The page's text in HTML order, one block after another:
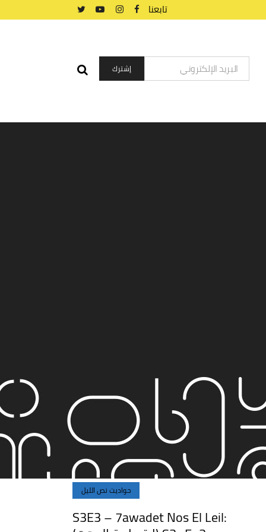
تابعنا
حواديت نص الليل
S3E3 – 7awadet Nos El Leil: